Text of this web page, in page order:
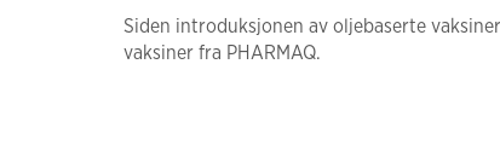
Siden introduksjonen av oljebaserte
vaksiner fra PHARMAQ.